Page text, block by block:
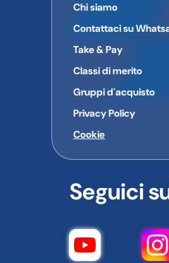
Chi siamo
Contattaci su
Take & Pay
Classi di merito
Gruppi d'acquisto
Privacy Policy
Cookie
Seguici